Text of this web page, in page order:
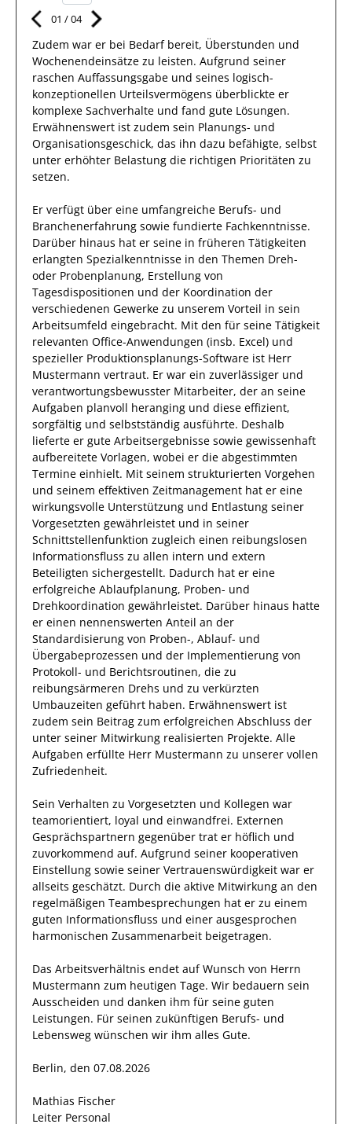
01 /04
Zudem war er bei Bedarf bereit, Überstunden und
Wochenendeinsätze zu leisten. Aufgrund seiner
raschen Auffassungsgabe und seines logisch-
konzeptionellen Urteilsvermögens überblickte er
komplexe Sachverhalte und fand gute Lösungen.
Erwähnenswert ist zudem sein Planungs- und
Organisationsgeschick, das ihn dazu befähigte, selbst
unter erhöhter Belastung die richtigen Prioritäten zu
setzen.
Er verfügt über eine umfangreiche Berufs- und
Branchenerfahrung sowie fundierte Fachkenntnisse.
Darüber hinaus hat er seine in früheren Tätigkeiten
erlangten Spezialkenntnisse in den Themen Dreh-
oder Probenplanung, Erstellung von
Tagesdispositionen und der Koordination der
verschiedenen Gewerke zu unserem Vorteil in sein
Arbeitsumfeld eingebracht. Mit den für seine Tätigkeit
relevanten Office-Anwendungen (insb. Excel) und
spezieller Produktionsplanungs-Software ist Herr
Mustermann vertraut. Er war ein zuverlässiger und
verantwortungsbewusster Mitarbeiter, der an seine
Aufgaben planvoll heranging und diese effizient,
sorgfältig und selbstständig ausführte. Deshalb
lieferte er gute Arbeitsergebnisse sowie gewissenhaft
aufbereitete Vorlagen, wobei er die abgestimmten
Termine einhielt. Mit seinem strukturierten Vorgehen
und seinem effektiven Zeitmanagement hat er eine
wirkungsvolle Unterstützung und Entlastung seiner
Vorgesetzten gewährleistet und in seiner
Schnittstellenfunktion zugleich einen reibungslosen
Informationsfluss zu allen intern und extern
Beteiligten sichergestellt. Dadurch hat er eine
erfolgreiche Ablaufplanung, Proben- und
Drehkoordination gewährleistet. Darüber hinaus hatte
er einen nennenswerten Anteil an der
Standardisierung von Proben-, Ablauf- und
Übergabeprozessen und der Implementierung von
Protokoll- und Berichtsroutinen, die zu
reibungsärmeren Drehs und zu verkürzten
Umbauzeiten geführt haben. Erwähnenswert ist
zudem sein Beitrag zum erfolgreichen Abschluss der
unter seiner Mitwirkung realisierten Projekte. Alle
Aufgaben erfüllte Herr Mustermann zu unserer vollen
Zufriedenheit.
Sein Verhalten zu Vorgesetzten und Kollegen war
teamorientiert, loyal und einwandfrei. Externen
Gesprächspartnern gegenüber trat er höflich und
zuvorkommend auf. Aufgrund seiner kooperativen
Einstellung sowie seiner Vertrauenswürdigkeit war er
allseits geschätzt. Durch die aktive Mitwirkung an den
regelmäßigen Teambesprechungen hat er zu einem
guten Informationsfluss und einer ausgesprochen
harmonischen Zusammenarbeit beigetragen.
Das Arbeitsverhältnis endet auf Wunsch von Herrn
Mustermann zum heutigen Tage. Wir bedauern sein
Ausscheiden und danken ihm für seine guten
Leistungen. Für seinen zukünftigen Berufs- und
Lebensweg wünschen wir ihm alles Gute.
Berlin, den 07.08.2026
Mathias Fischer
Leiter Personal